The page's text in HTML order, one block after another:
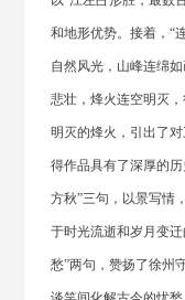
和地形优势。接着，“
自然风光，山峰连绵
悲壮，烽火连空明灭
明灭的烽火，引出了
得作品具有了深厚的
方秋”三句，以景写情
于时光流逝和岁月变
愁”两句，赞扬了徐州